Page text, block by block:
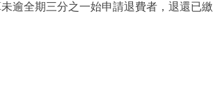
逾全期三分之一始申請退費者，退還已繳